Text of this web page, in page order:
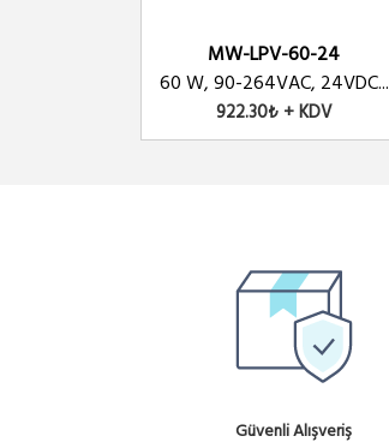
MW-LPV-60-24
60 W, 90-264VAC, 24VDC...
922.30₺ + KDV
Güvenli Alışveriş